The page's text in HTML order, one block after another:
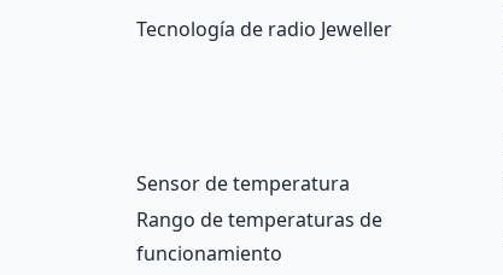
Tecnología de radio Jeweller
Sensor de temperatura
Rango de temperaturas de
funcionamiento